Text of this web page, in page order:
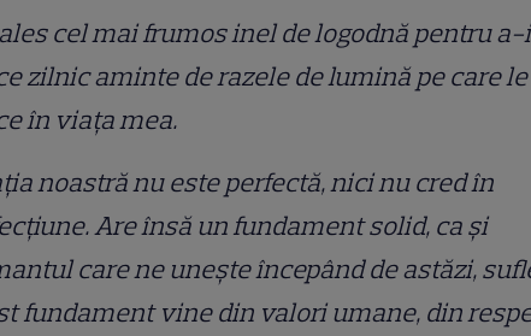
cel mai frumos inel de logodnă pentru a-i
zilnic aminte de razele de lumină pe care le
în viața mea.
noastră nu este perfectă, nici nu cred în
Are însă un fundament solid, ca și
care ne unește începând de astăzi,
fundament vine din valori umane, din